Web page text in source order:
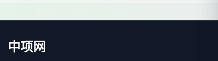
中项网